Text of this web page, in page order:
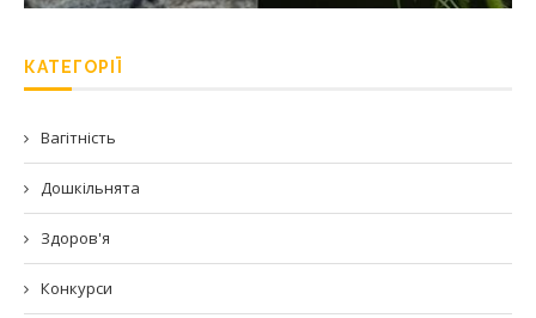
КАТЕГОРІЇ
Вагітність
Дошкільнята
Здоров'я
Конкурси